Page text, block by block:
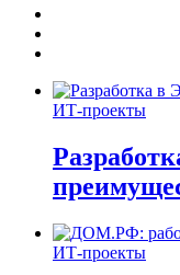
ИТ-проекты
ИТ-проекты